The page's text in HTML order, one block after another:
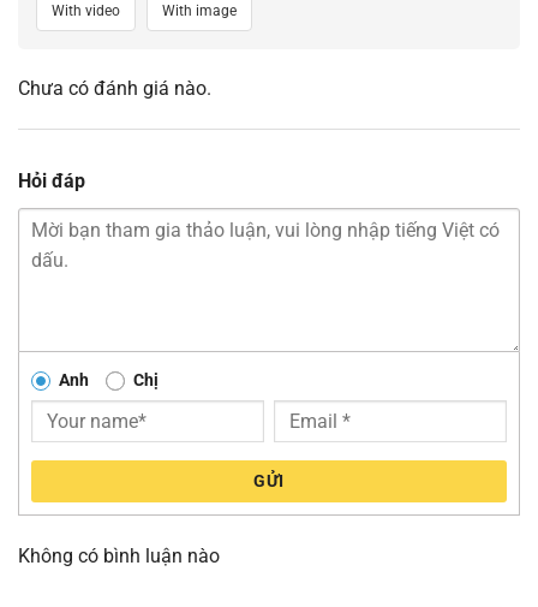
With video With image
Chưa có đánh giá nào.
Hỏi đáp
Anh Chị
GỬI
Không có bình luận nào